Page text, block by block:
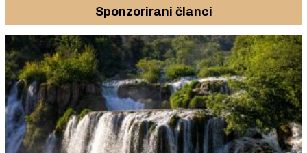
Sponzorirani članci